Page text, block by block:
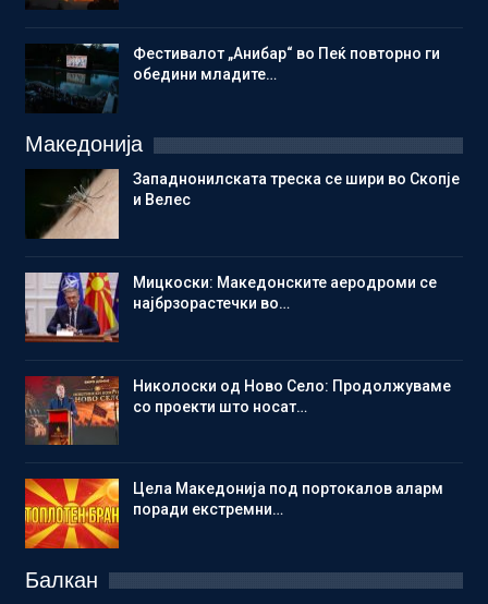
Фестивалот „Анибар“ во Пеќ повторно ги
обедини младите…
Македонија
Западнонилската треска се шири во Скопје
и Велес
Мицкоски: Македонските аеродроми се
најбрзорастечки во…
Николоски од Ново Село: Продолжуваме
со проекти што носат…
Цела Македонија под портокалов аларм
поради екстремни…
Балкан